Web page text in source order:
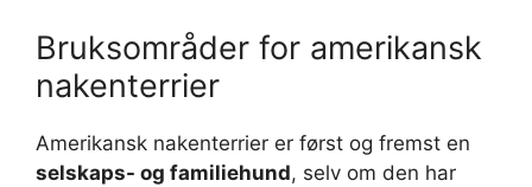
Bruksområder for amerikansk
nakenterrier
Amerikansk nakenterrier er først og fremst en
selskaps- og familiehund, selv om den har